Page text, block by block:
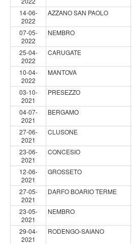
14-06-
2022
AZZANO SAN PAOLO
07-05-
2022
NEMBRO
25-04-
2022
CARUGATE
10-04-
2022
MANTOVA
03-10-
2021
PRESEZZO
04-07-
2021
BERGAMO
27-06-
2021
CLUSONE
23-06-
2021
CONCESIO
12-06-
2021
GROSSETO
27-05-
2021
DARFO BOARIO TERME
23-05-
2021
NEMBRO
29-04-
2021
RODENGO-SAIANO